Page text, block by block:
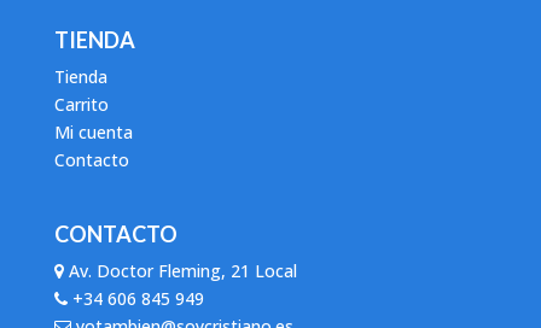
TIENDA
Tienda
Carrito
Mi cuenta
Contacto
CONTACTO
Av. Doctor Fleming, 21 Local
+34 606 845 949